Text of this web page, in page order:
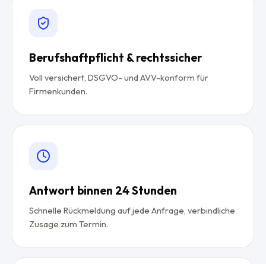
Berufshaftpflicht & rechtssicher
Voll versichert, DSGVO- und AVV-konform für
Firmenkunden.
Antwort binnen 24 Stunden
Schnelle Rückmeldung auf jede Anfrage, verbindliche
Zusage zum Termin.